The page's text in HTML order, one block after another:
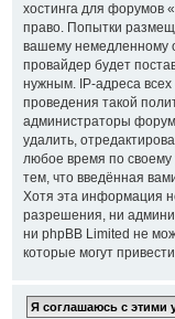
хостинга для форумов
право. Попытки
вашему немедленному
провайдер будет
нужным. IP-адреса
проведения такой
администраторы
удалить,
любое время по своему
тем, что введённая
Хотя эта информация
разрешения, ни
ни phpBB Limited не
которые могут